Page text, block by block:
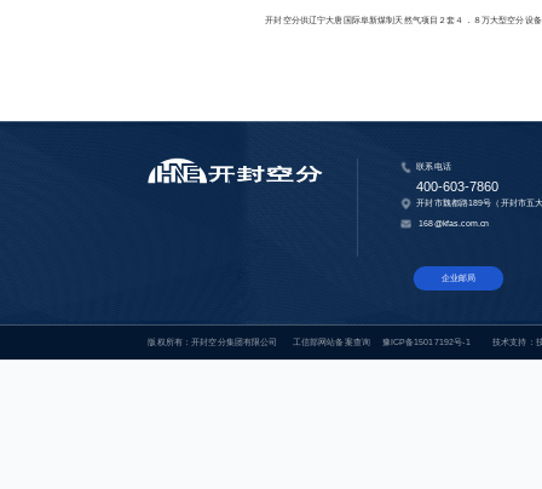
开封空分供辽宁大唐国际阜新煤制天然气项目２套４．８万大型空分设
联系电话
400-603-7860
开封市魏都路189号（开封市五
168@kfas.com.cn
企业邮局
版权所有：开封空分集团有限公司 工信部网站备案查询豫ICP备15017192号-1 技术支持：